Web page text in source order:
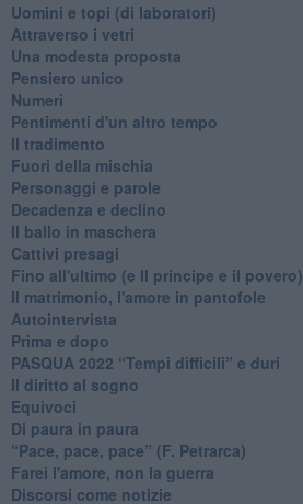
Uomini e topi (di laboratori)
Attraverso i vetri
Una modesta proposta
Pensiero unico
Numeri
Pentimenti d'un altro tempo
Il tradimento
Fuori della mischia
Personaggi e parole
Decadenza e declino
Il ballo in maschera
Cattivi presagi
Fino all'ultimo (e Il principe e il povero)
Il matrimonio, l'amore in pantofole
Autointervista
Prima e dopo
​PASQUA 2022 “Tempi difficili” e duri
Il diritto al sogno
Equivoci
Di paura in paura
​“Pace, pace, pace” (F. Petrarca)
Farei l'amore, non la guerra
Discorsi come notizie